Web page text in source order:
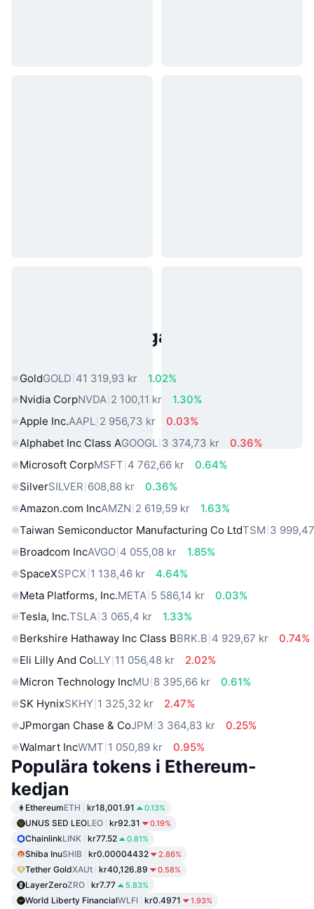
Populära tillgångar från den
GoldGOLD 41 319,93 kr
1.02%
Nvidia CorpNVDA 2 100,11 kr
1.30%
Apple Inc.AAPL 2 956,73 kr
0.03%
Alphabet Inc Class AGOOGL 3 374,73 kr
0.36%
Microsoft CorpMSFT 4 762,66 kr
0.64%
SilverSILVER 608,88 kr
0.36%
Amazon.com IncAMZN 2 619,59 kr
1.63%
Taiwan Semiconductor Manufacturing Co LtdTSM 3
Broadcom IncAVGO 4 055,08 kr
1.85%
SpaceXSPCX 1 138,46 kr
4.64%
Meta Platforms, Inc.META 5 586,14 kr
0.03%
Tesla, Inc.TSLA 3 065,4 kr
1.33%
Berkshire Hathaway Inc Class BBRK.B 4 929,67 kr
0.74%
Eli Lilly And CoLLY 11 056,48 kr
2.02%
Micron Technology IncMU 8 395,66 kr
0.61%
SK HynixSKHY 1 325,32 kr
2.47%
JPmorgan Chase & CoJPM 3 364,83 kr
0.25%
Walmart IncWMT 1 050,89 kr 0.95%
Populära tokens i Ethereum-
kedjan
EthereumETH kr18,001.91 0.13%
UNUS SED LEOLEO kr92.31 0.19%
ChainlinkLINK kr77.52 0.81%
Shiba InuSHIB kr0.00004432 2.86%
Tether GoldXAUt kr40,126.89 0.58%
LayerZeroZRO kr7.77 5.83%
World Liberty FinancialWLFI kr0.4971 1.93%